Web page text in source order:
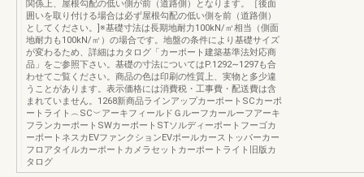
関係上、屋根勾配の低い側が前（道路側）となります。［後面
囲いを取り付ける場合は必ず屋根勾配の低い側を前（道路側）
としてください。]※基礎寸法は長期地耐力100kN/㎡相当（側面
地耐力も100kN/㎡）の場合です。地盤の条件により基礎サイズ
が変わるため、詳細はカタログ「カーポート建築基準法対応商
品」をご参照下さい。基礎の寸法についてはP.1292∼1297も合
わせてご覧ください。商品の色は印刷の性質上、実物と多少違
うことがあります。表示価格には消費税・工事費・配送費は含
まれていません。1268新商品ラインアップカーポートSCカーポ
ートライト︵SC︶アーキフィールドＧルーフカールーフアーキ
フランカーポートSWカーポートSTソルディーポートフーゴカ
ーポートネスカEVファンクションEVポールカーストッパーカー
フロアタイルカーポートカメラセットカーポートライト旧版カ
タログ